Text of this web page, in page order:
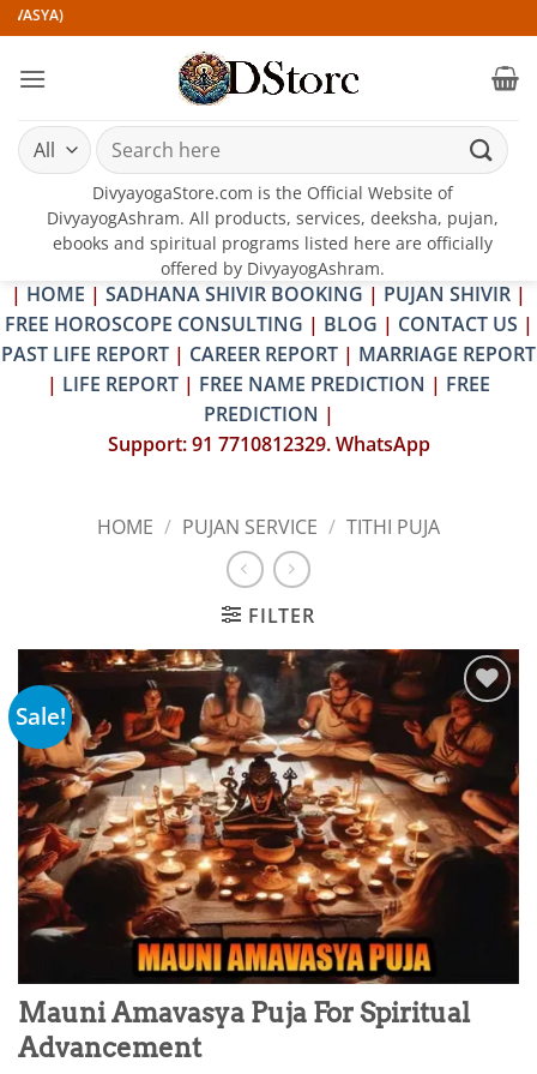
Skip
to
content
Search
for:
DivyayogaStore.com is the Official Website of
DivyayogAshram. All products, services, deeksha, pujan,
ebooks and spiritual programs listed here are officially
offered by DivyayogAshram.
| HOME | SADHANA SHIVIR BOOKING | PUJAN SHIVIR |
FREE HOROSCOPE CONSULTING | BLOG | CONTACT US |
PAST LIFE REPORT | CAREER REPORT | MARRIAGE REPORT
| LIFE REPORT | FREE NAME PREDICTION | FREE
PREDICTION |
Support: 91 7710812329. WhatsApp
HOME / PUJAN SERVICE / TITHI PUJA
FILTER
Sale!
Add to
wishlist
Mauni Amavasya Puja For Spiritual
Advancement